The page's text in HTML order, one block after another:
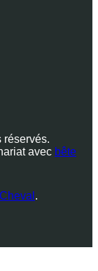
réservés.
avec bête
.